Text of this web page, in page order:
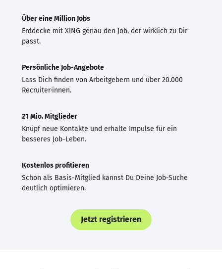
Über eine Million Jobs
Entdecke mit XING genau den Job, der wirklich zu Dir
passt.
Persönliche Job-Angebote
Lass Dich finden von Arbeitgebern und über 20.000
Recruiter·innen.
21 Mio. Mitglieder
Knüpf neue Kontakte und erhalte Impulse für ein
besseres Job-Leben.
Kostenlos profitieren
Schon als Basis-Mitglied kannst Du Deine Job-Suche
deutlich optimieren.
Jetzt registrieren